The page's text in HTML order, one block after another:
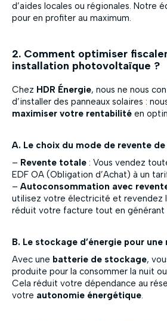
d’aides locales ou régionales. Notre
pour en profiter au maximum.
2. Comment optimiser
installation photovoltaïque ?
Chez HDR Énergie, nous ne nous
d’installer des panneaux solaires :
maximiser votre rentabilité en
A. Le choix du mode de revente
– Revente totale : Vous vendez
EDF OA (Obligation d’Achat) à un
–Autoconsommation avec
utilisez votre électricité et revendez
réduit votre facture tout en générant
B. Le stockage d’énergie pour
Avec une batterie de stockage,
produite pour la consommer la nuit
Cela réduit votre dépendance au
votre autonomie énergétique.